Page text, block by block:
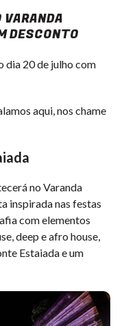
DESCONTO
dia 20 de julho com
aqui, nos chame
no Varanda
inspirada nas festas
com elementos
deep e afro house,
Estaiada e um